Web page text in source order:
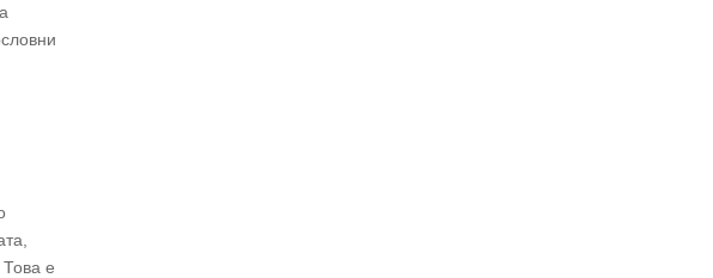
. Това е